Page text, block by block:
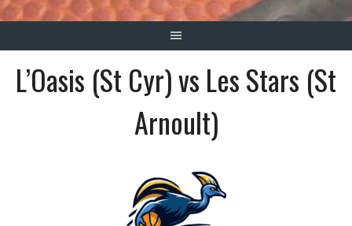
L’Oasis (St Cyr) vs Les Stars (St
Arnoult)